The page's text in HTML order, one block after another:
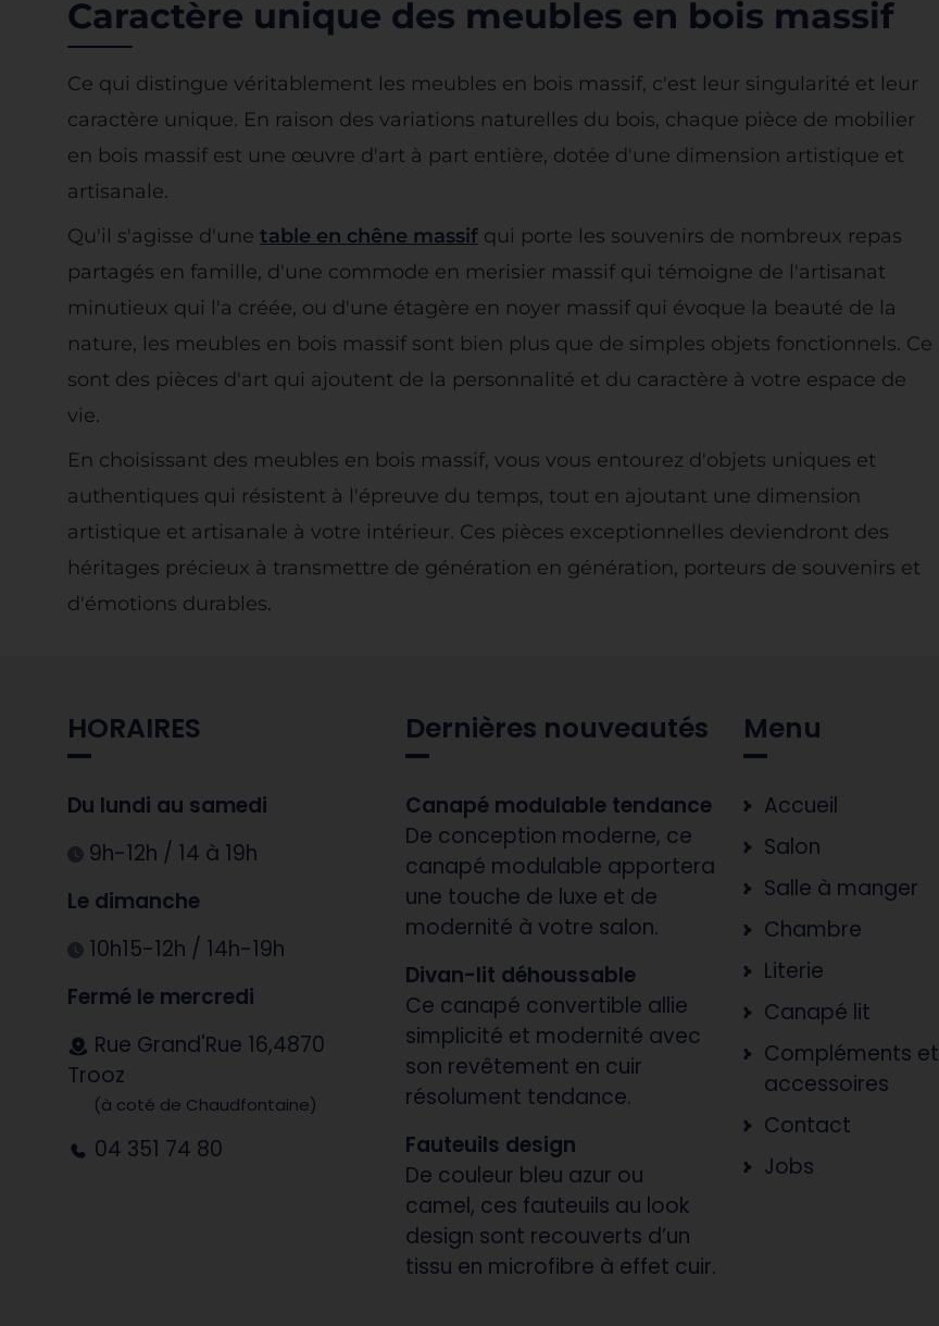
Caractère unique des meubles en bois massif
Ce qui distingue véritablement les meubles en bois massif, c'est leur singularité et leur
caractère unique. En raison des variations naturelles du bois, chaque pièce de mobilier
en bois massif est une œuvre d'art à part entière, dotée d'une dimension artistique et
artisanale.
Qu'il s'agisse d'une table en chêne massif qui porte les souvenirs de nombreux repas
partagés en famille, d'une commode en merisier massif qui témoigne de l'artisanat
minutieux qui l'a créée, ou d'une étagère en noyer massif qui évoque la beauté de la
nature, les meubles en bois massif sont bien plus que de simples objets fonctionnels. Ce
sont des pièces d'art qui ajoutent de la personnalité et du caractère à votre espace de
vie.
En choisissant des meubles en bois massif, vous vous entourez d'objets uniques et
authentiques qui résistent à l'épreuve du temps, tout en ajoutant une dimension
artistique et artisanale à votre intérieur. Ces pièces exceptionnelles deviendront des
héritages précieux à transmettre de génération en génération, porteurs de souvenirs et
d'émotions durables.
HORAIRES
Du lundi au samedi
9h-12h / 14 à 19h
Le dimanche
10h15-12h / 14h-19h
Fermé le mercredi
Rue Grand'Rue 16,4870
Trooz
(à coté de Chaudfontaine)
04 351 74 80
Dernières nouveautés
Canapé modulable tendance
De conception moderne, ce
canapé modulable apportera
une touche de luxe et de
modernité à votre salon.
Divan-lit déhoussable
Ce canapé convertible allie
simplicité et modernité avec
son revêtement en cuir
résolument tendance.
Fauteuils design
De couleur bleu azur ou
camel, ces fauteuils au look
design sont recouverts d’un
tissu en microfibre à effet cuir.
Menu
Accueil
Salon
Salle à manger
Chambre
Literie
Canapé lit
Compléments et
accessoires
Contact
Jobs